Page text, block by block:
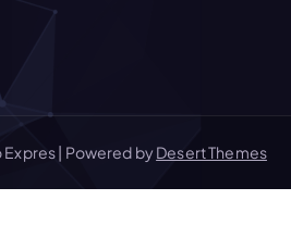
| Powered byDesert Themes